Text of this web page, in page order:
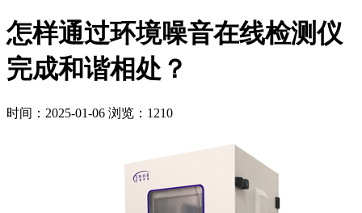
怎样通过环境噪音在线检测仪
完成和谐相处？
时间：2025-01-06 浏览：1210